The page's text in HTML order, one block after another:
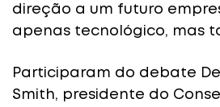
direção a um futuro
apenas tecnológico, mas
Participaram do debate
Smith, presidente do